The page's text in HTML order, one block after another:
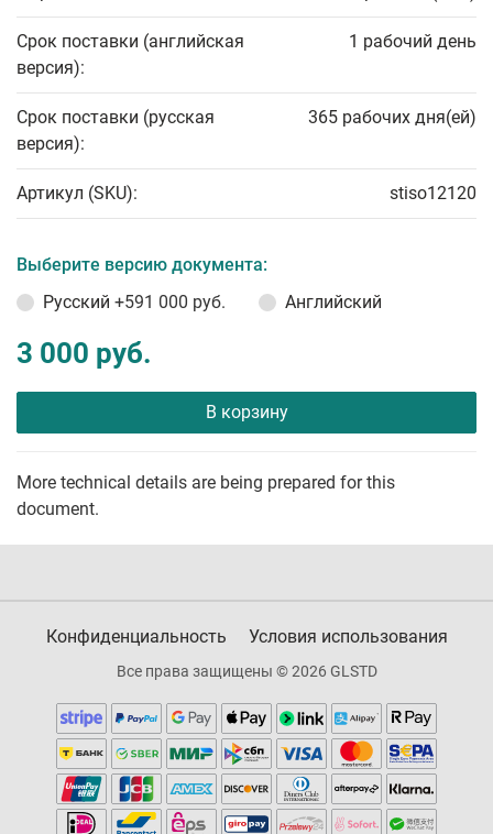
Срок поставки (английская
версия):
1 рабочий день
Срок поставки (русская
версия):
365 рабочих дня(ей)
Артикул (SKU): stiso12120
Выберите версию документа:
Русский +591 000 руб. Английский
3 000 руб.
В корзину
More technical details are being prepared for this
document.
Конфиденциальность Условия использования
Все права защищены © 2026 GLSTD